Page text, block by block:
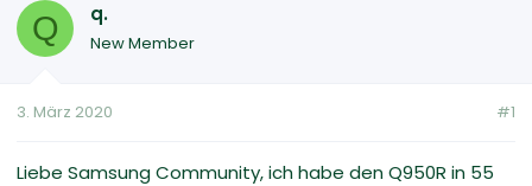
e
e
l
a
Q q.
New Member
3. März 2020 #1
Liebe Samsung Community, ich habe den Q950R in 55